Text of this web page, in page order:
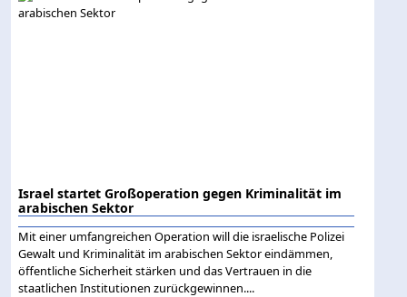
Israel startet Großoperation gegen Kriminalität im
arabischen Sektor
Mit einer umfangreichen Operation will die israelische Polizei
Gewalt und Kriminalität im arabischen Sektor eindämmen,
öffentliche Sicherheit stärken und das Vertrauen in die
staatlichen Institutionen zurückgewinnen....